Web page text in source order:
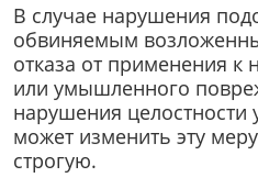
В случае нарушения
обвиняемым
отказа от применения к
или умышленного
нарушения целостности
может изменить эту
строгую.